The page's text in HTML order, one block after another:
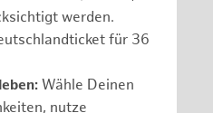
werden.
für 36
Wähle Deinen
nutze